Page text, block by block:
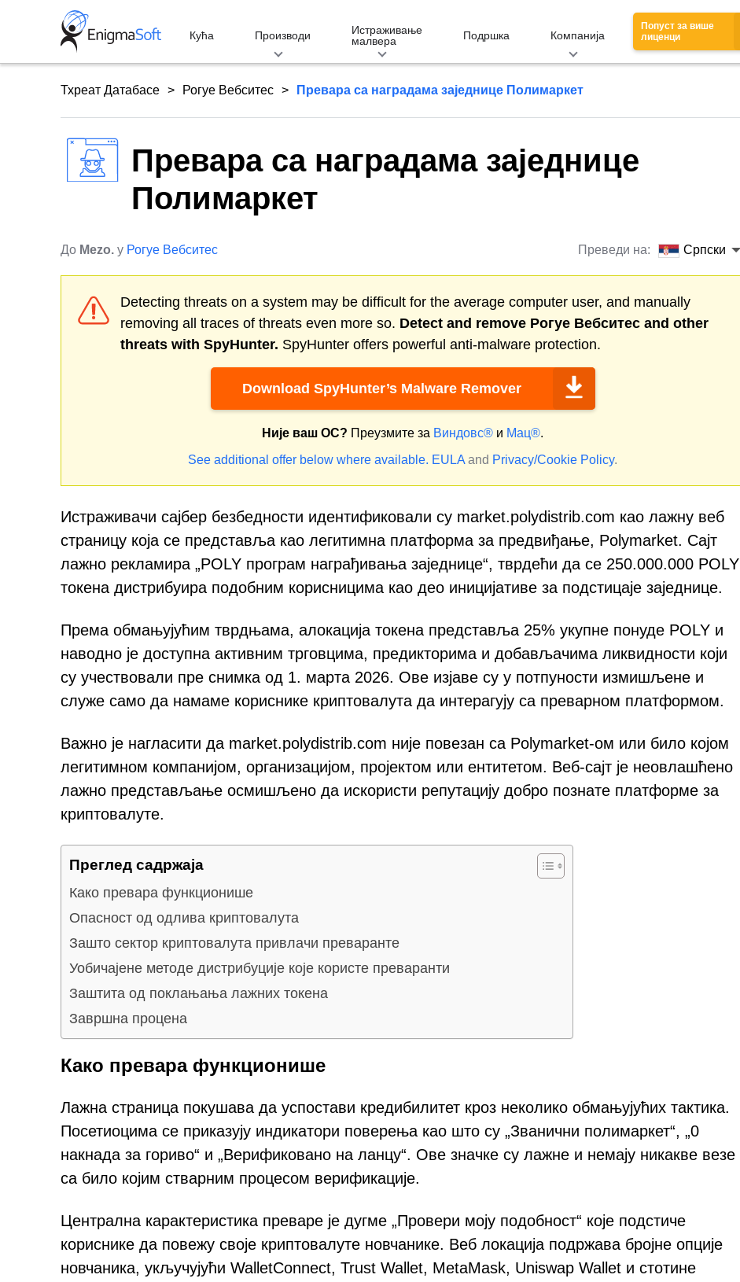
Кућа Производи
Истраживање
малвера
Подршка Компанија
Попуст за више
лиценци
Тхреат Датабасе Рогуе Вебситес Превара са наградама заједнице Полимаркет
Превара са наградама заједнице
Полимаркет
До Mezo. у Рогуе Вебситес Преведи на: Српски
Detecting threats on a system may be difficult for the average computer user, and manually
removing all traces of threats even more so. Detect and remove Рогуе Вебситес and other
threats with SpyHunter. SpyHunter offers powerful anti-malware protection.
Download SpyHunter’s Malware Remover
Није ваш ОС? Преузмите за Виндовс® и Мац®.
See additional offer below where available. EULA and Privacy/Cookie Policy.
Истраживачи сајбер безбедности идентификовали су market.polydistrib.com као лажну веб
страницу која се представља као легитимна платформа за предвиђање, Polymarket. Сајт
лажно рекламира „POLY програм награђивања заједнице“, тврдећи да се 250.000.000 POLY
токена дистрибуира подобним корисницима као део иницијативе за подстицаје заједнице.
Према обмањујућим тврдњама, алокација токена представља 25% укупне понуде POLY и
наводно је доступна активним трговцима, предикторима и добављачима ликвидности који
су учествовали пре снимка од 1. марта 2026. Ове изјаве су у потпуности измишљене и
служе само да намаме кориснике криптовалута да интерагују са преварном платформом.
Важно је нагласити да market.polydistrib.com није повезан са Polymarket-ом или било којом
легитимном компанијом, организацијом, пројектом или ентитетом. Веб-сајт је неовлашћено
лажно представљање осмишљено да искористи репутацију добро познате платформе за
криптовалуте.
Преглед садржаја
Како превара функционише
Опасност од одлива криптовалута
Зашто сектор криптовалута привлачи преваранте
Уобичајене методе дистрибуције које користе преваранти
Заштита од поклањања лажних токена
Завршна процена
Како превара функционише
Лажна страница покушава да успостави кредибилитет кроз неколико обмањујућих тактика.
Посетиоцима се приказују индикатори поверења као што су „Званични полимаркет“, „0
накнада за гориво“ и „Верификовано на ланцу“. Ове значке су лажне и немају никакве везе
са било којим стварним процесом верификације.
Централна карактеристика преваре је дугме „Провери моју подобност“ које подстиче
кориснике да повежу своје криптовалуте новчанике. Веб локација подржава бројне опције
новчаника, укључујући WalletConnect, Trust Wallet, MetaMask, Uniswap Wallet и стотине